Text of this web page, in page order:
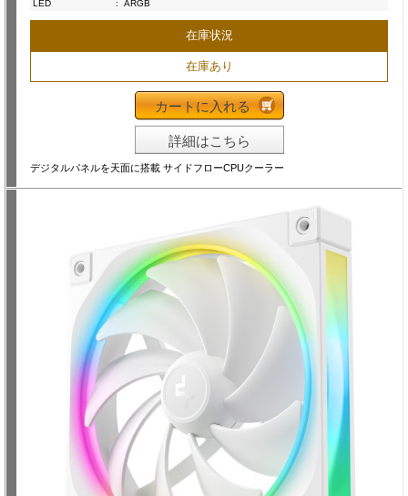
LED
: ARGB
在庫状況
在庫あり
カートに入れる
詳細はこちら
デジタルパネルを天面に搭載 サイドフローCPUクーラー